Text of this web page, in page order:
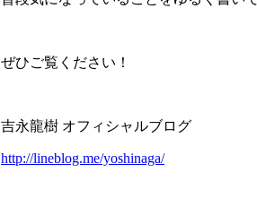
ぜひご覧ください！
吉永龍樹 オフィシャルブログ
http://lineblog.me/yoshinaga/